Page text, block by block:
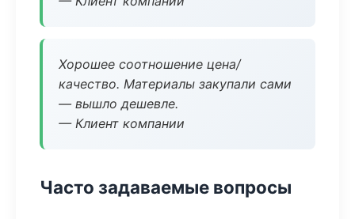
Хорошее соотношение цена/
качество. Материалы закупали сами
— вышло дешевле.
— Клиент компании
Часто задаваемые вопросы